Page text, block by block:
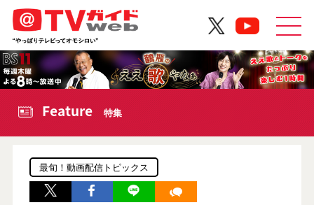
Feature 特集
最旬！動画配信トピックス